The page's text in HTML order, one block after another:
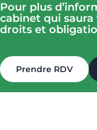
Prendre RDV
Pour plus
cabinet qui saura
droits et